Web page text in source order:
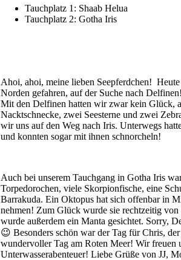
Tauchplatz 1: Shaab Helua
Tauchplatz 2: Gotha Iris
Ahoi, ahoi, meine lieben Seepferdchen!
Norden gefahren, auf der Suche nach
Mit den Delfinen hatten wir zwar kein Glück,
Nacktschnecke, zwei Seesterne und zwei
wir uns auf den Weg nach Iris. Unterwegs
und konnten sogar mit ihnen schnorcheln!
Auch bei unserem Tauchgang in Gotha Iris
Torpedorochen, viele Skorpionfische, eine
Barrakuda. Ein Oktopus hat sich offenbar in
nehmen! Zum Glück wurde sie rechtzeitig
wurde außerdem ein Manta gesichtet. Sorry,
😉 Besonders schön war der Tag für Chris,
wundervoller Tag am Roten Meer! Wir freuen
Unterwasserabenteuer! Liebe Grüße von JJ,